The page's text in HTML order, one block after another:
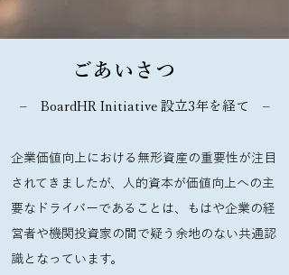
ごあいさつ
– BoardHR Initiative 設立3年を経て –
企業価値向上における無形資産の重要性が注目
されてきましたが、人的資本が価値向上への主
要なドライバーであることは、もはや企業の経
営者や機関投資家の間で疑う余地のない共通認
識となっています。